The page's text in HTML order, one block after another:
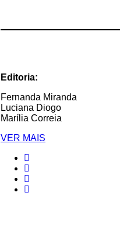
Editoria:
Fernanda Miranda
Luciana Diogo
Marília Correia
VER MAIS